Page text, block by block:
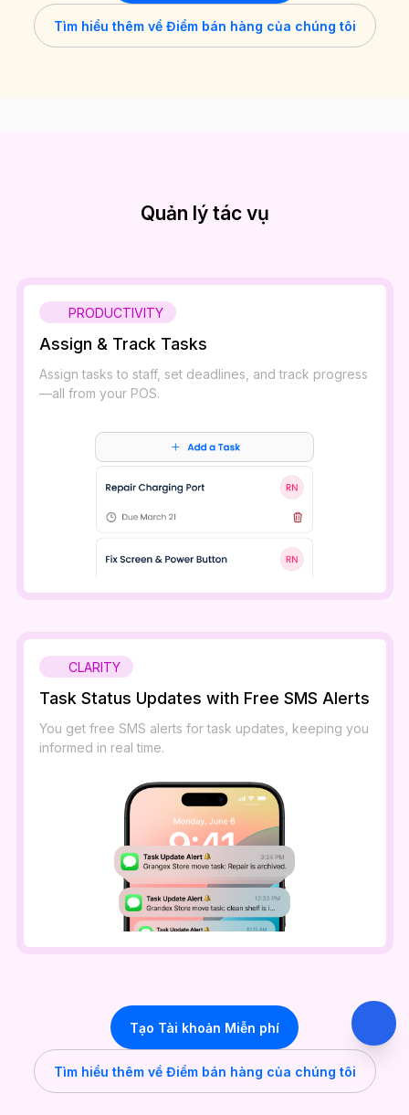
Tìm hiểu thêm về Điểm bán hàng của chúng tôi
Quản lý tác vụ
PRODUCTIVITY
Assign & Track Tasks
Assign tasks to staff, set deadlines, and track progress
—all from your POS.
CLARITY
Task Status Updates with Free SMS Alerts
You get free SMS alerts for task updates, keeping you
informed in real time.
Tạo Tài khoản Miễn phí
Tìm hiểu thêm về Điểm bán hàng của chúng tôi